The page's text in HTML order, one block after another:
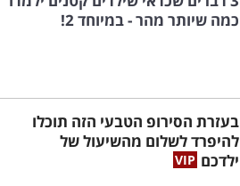
כמה שיותר מהר - במיוחד 2!
בעזרת הסירופ הטבעי הזה תוכלו
להיפרד לשלום מהשיעול של
ילדכם